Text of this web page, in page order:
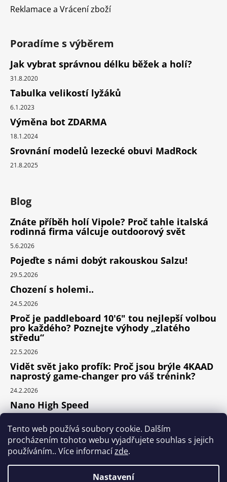
Tento web používá soubory cookie. Dalším
procházením tohoto webu vyjadřujete souhlas s jejich
používáním.. Více informacízde.
Nastavení
Reklamace a Vrácení zboží
Poradíme s výběrem
Jak vybrat správnou délku běžek a holí?
31.8.2020
Tabulka velikostí lyžáků
6.1.2023
Výměna bot ZDARMA
18.1.2024
Srovnání modelů lezecké obuvi MadRock
21.8.2025
Blog
Znáte příběh holí Vipole? Proč tahle italská
rodinná firma válcuje outdoorový svět
5.6.2026
Pojeďte s námi dobýt rakouskou Salzu!
29.5.2026
Chození s holemi..
24.5.2026
Proč je paddleboard 10'6" tou nejlepší volbou
pro každého? Poznejte výhody „zlatého
středu“
22.5.2026
Vidět svět jako profík: Proč jsou brýle 4KAAD
naprostý game-changer pro váš trénink?
24.2.2026
Nano High Speed
Nejlepší cyklodoplňky v porovnání cena /
výkon